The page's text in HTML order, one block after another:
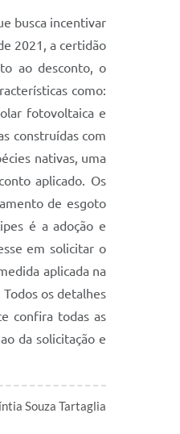
busca incentivar
2021, a certidão
ao desconto, o
como:
fotovoltaica e
construídas com
nativas, uma
aplicado. Os
de esgoto
é a adoção e
em solicitar o
aplicada na
os detalhes
confira todas as
da solicitação e
Souza Tartaglia